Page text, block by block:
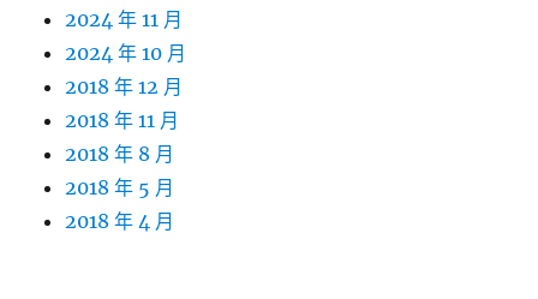
2024 年 11 月
2024 年 10 月
2018 年 12 月
2018 年 11 月
2018 年 8 月
2018 年 5 月
2018 年 4 月